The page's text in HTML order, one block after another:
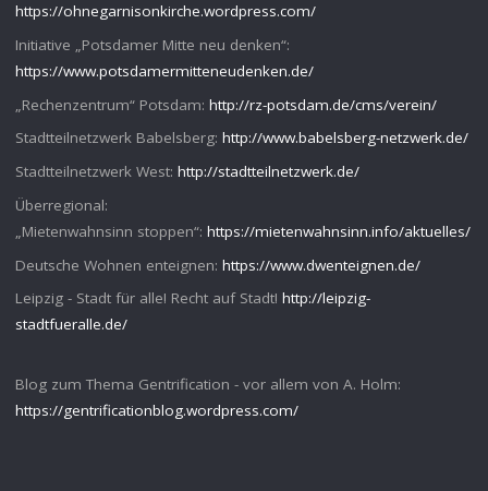
https://ohnegarnisonkirche.wordpress.com/
Initiative „Potsdamer Mitte neu denken“:
https://www.potsdamermitteneudenken.de/
„Rechenzentrum“ Potsdam: http://rz-potsdam.de/cms/verein/
Stadtteilnetzwerk Babelsberg: http://www.babelsberg-netzwerk.de/
Stadtteilnetzwerk West: http://stadtteilnetzwerk.de/
Überregional:
„Mietenwahnsinn stoppen“: https://mietenwahnsinn.info/aktuelles/
Deutsche Wohnen enteignen: https://www.dwenteignen.de/
Leipzig - Stadt für alle! Recht auf Stadt! http://leipzig-
stadtfueralle.de/
Blog zum Thema Gentrification - vor allem von A. Holm:
https://gentrificationblog.wordpress.com/